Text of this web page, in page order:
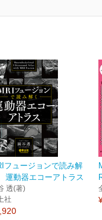
フュージョンで読み解
運動器エコーアトラス
透(著)
社